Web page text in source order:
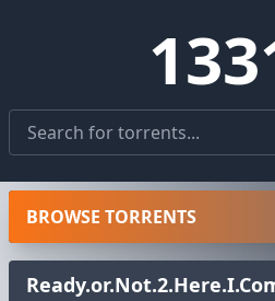
BROWSE TORRENTS